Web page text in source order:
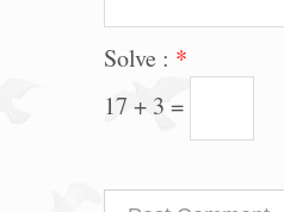
Solve : *
17 + 3 =